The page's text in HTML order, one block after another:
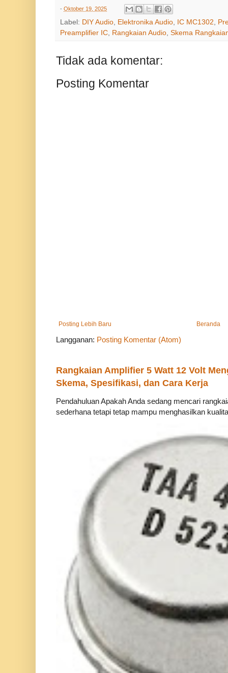
- Oktober 19, 2025
Label: DIY Audio Elektronika Audio IC MC1302
Preamplifier IC
Rangkaian Audio Skema
Tidak ada komentar:
Posting Komentar
Posting Lebih Baru Beranda
Langganan: Posting Komentar (Atom)
Rangkaian Amplifier 5 Watt 12 Volt
Skema, Spesifikasi, dan Cara Kerja
Pendahuluan Apakah Anda sedang mencari
sederhana tetapi tetap mampu menghasilkan